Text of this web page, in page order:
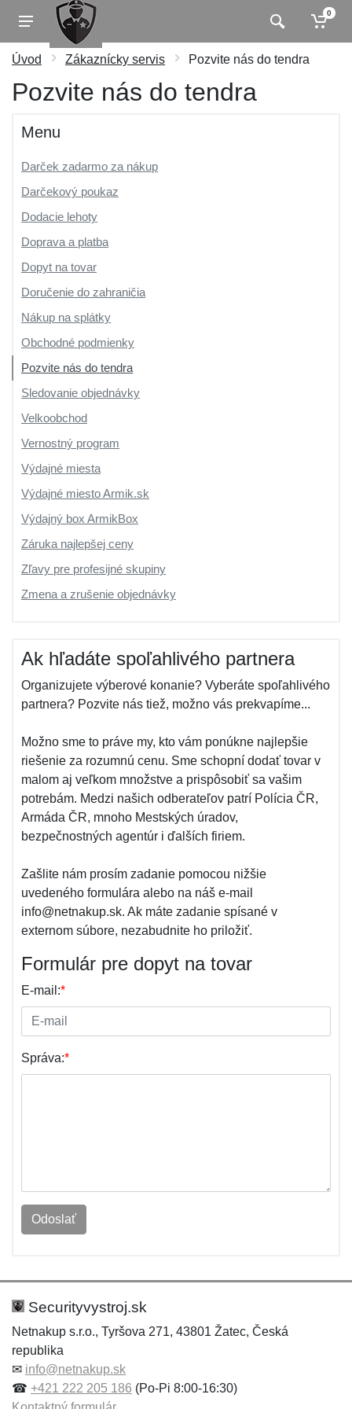
0
Úvod Zákaznícky servis Pozvite nás do tendra
Pozvite nás do tendra
Menu
Darček zadarmo za nákup
Darčekový poukaz
Dodacie lehoty
Doprava a platba
Dopyt na tovar
Doručenie do zahraničia
Nákup na splátky
Obchodné podmienky
Pozvite nás do tendra
Sledovanie objednávky
Velkoobchod
Vernostný program
Výdajné miesta
Výdajné miesto Armik.sk
Výdajný box ArmikBox
Záruka najlepšej ceny
Zľavy pre profesijné skupiny
Zmena a zrušenie objednávky
Ak hľadáte spoľahlivého partnera
Organizujete výberové konanie? Vyberáte spoľahlivého
partnera? Pozvite nás tiež, možno vás prekvapíme...
Možno sme to práve my, kto vám ponúkne najlepšie
riešenie za rozumnú cenu. Sme schopní dodať tovar v
malom aj veľkom množstve a prispôsobiť sa vašim
potrebám. Medzi našich odberateľov patrí Polícia ČR,
Armáda ČR, mnoho Mestských úradov,
bezpečnostných agentúr i ďalších firiem.
Zašlite nám prosím zadanie pomocou nižšie
uvedeného formulára alebo na náš e-mail
info@netnakup.sk. Ak máte zadanie spísané v
externom súbore, nezabudnite ho priložiť.
Formulár pre dopyt na tovar
E-mail:*
Správa:*
Odoslať
Securityvystroj.sk
Netnakup s.r.o., Tyršova 271, 43801 Žatec, Česká
republika
✉ info@netnakup.sk
☎ +421 222 205 186 (Po-Pi 8:00-16:30)